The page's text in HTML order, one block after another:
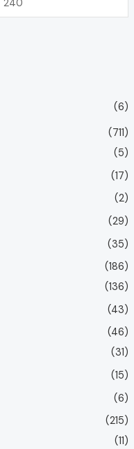
(6)
(711)
(5)
(17)
(2)
(29)
(35)
(186)
(136)
(43)
(46)
(31)
(15)
(6)
(215)
(11)